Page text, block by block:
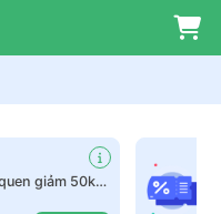
giảm 50k